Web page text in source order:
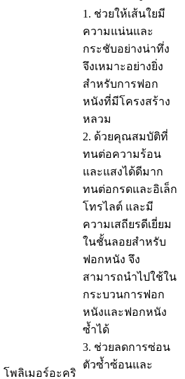
โพลิเมอร์อะคริ
1. ช่วยให้เส้นใยมี
ความแน่นและ
กระชับอย่างน่าทึ่ง
จึงเหมาะอย่างยิ่ง
สำหรับการฟอก
หนังที่มีโครงสร้าง
หลวม
2. ด้วยคุณสมบัติที่
ทนต่อความร้อน
และแสงได้ดีมาก
ทนต่อกรดและอิเล็ก
โทรไลต์ และมี
ความเสถียรดีเยี่ยม
ในชั้นลอยสำหรับ
ฟอกหนัง จึง
สามารถนำไปใช้ใน
กระบวนการฟอก
หนังและฟอกหนัง
ซ้ำได้
3. ช่วยลดการซ่อน
ตัวซ้ำซ้อนและ